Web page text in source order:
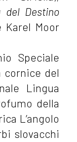
del Destino
Moor
Speciale
cornice del
Lingua
della
L’angolo
slovacchi